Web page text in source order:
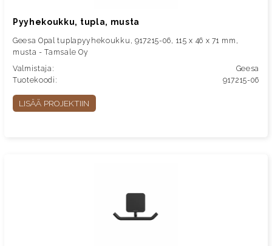
Pyyhekoukku, tupla, musta
Geesa Opal tuplapyyhekoukku, 917215-06, 115 x 46 x 71 mm,
musta - Tamsale Oy
Valmistaja:
Geesa
Tuotekoodi:
917215-06
LISÄÄ PROJEKTIIN